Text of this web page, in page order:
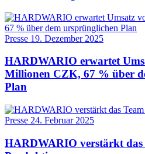
Presse 19. Dezember 2025
HARDWARIO erwartet
Millionen CZK, 67 % über
Plan
Presse 24. Februar 2025
HARDWARIO verstärkt das